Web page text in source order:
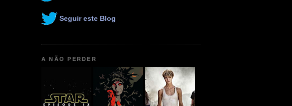
Seguir este Blog
A NÃO PERDER